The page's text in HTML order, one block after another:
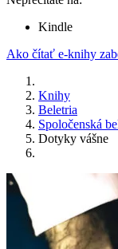
Kindle
Ako čítať e-knihy
Knihy
Beletria
Spoločenská
Dotyky vášne